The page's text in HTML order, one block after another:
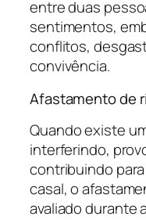
entre duas
sentimentos,
conflitos,
convivência.
Afastamento de
Quando existe
interferindo,
contribuindo
casal, o
avaliado durante